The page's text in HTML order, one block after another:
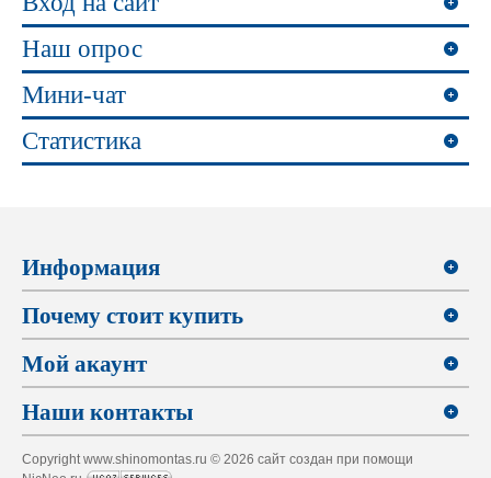
Наш опрос
Мини-чат
Статистика
Информация
Почему стоит купить
Мой акаунт
Наши контакты
Copyright www.shinomontas.ru © 2026 сайт создан при помощи